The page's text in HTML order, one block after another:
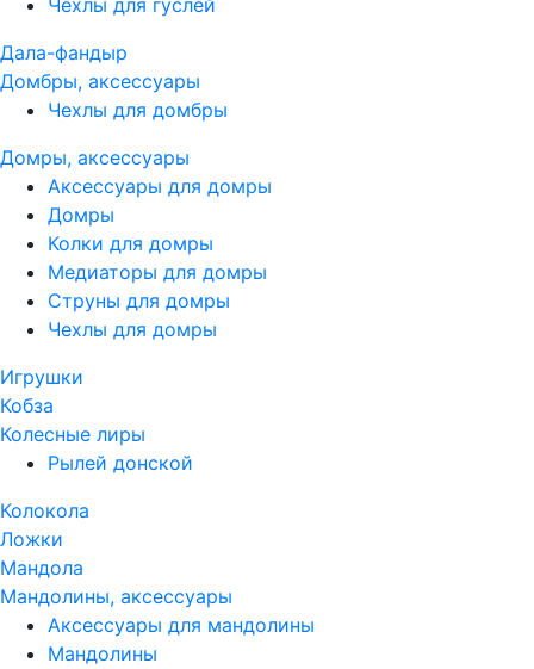
Чехлы для гуслей
Дала-фандыр
Домбры, аксессуары
Чехлы для домбры
Домры, аксессуары
Аксессуары для домры
Домры
Колки для домры
Медиаторы для домры
Струны для домры
Чехлы для домры
Игрушки
Кобза
Колесные лиры
Рылей донской
Колокола
Ложки
Мандола
Мандолины, аксессуары
Аксессуары для мандолины
Мандолины